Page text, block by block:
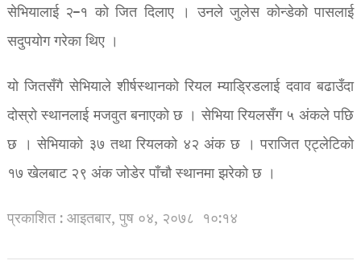
सेभियालाई २–१ को जित दिलाए । उनले जुलेस कोन्डेको पासलाई
सदुपयोग गरेका थिए ।
यो जितसँगै सेभियाले शीर्षस्थानको रियल म्याड्रिडलाई दवाव बढाउँदा
दोस्रो स्थानलाई मजवुत बनाएको छ । सेभिया रियलसँग ५ अंकले पछि
छ । सेभियाको ३७ तथा रियलको ४२ अंक छ । पराजित एट्लेटिको
१७ खेलबाट २९ अंक जोडेर पाँचौ स्थानमा झरेको छ ।
प्रकाशित : आइतबार, पुष ०४, २०७८ १०:१४